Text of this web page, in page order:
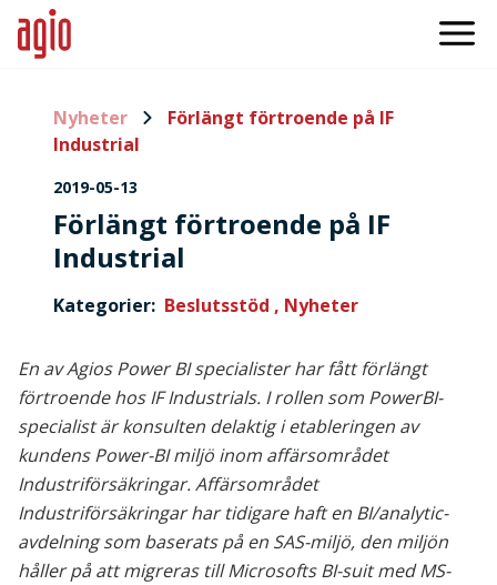
Nyheter
Förlängt förtroende på IF
Industrial
2019-05-13
Förlängt förtroende på IF
Industrial
Kategorier: Beslutsstöd , Nyheter
En av Agios Power BI specialister har fått förlängt
förtroende hos IF Industrials. I rollen som PowerBI-
specialist är konsulten delaktig i etableringen av
kundens Power-BI miljö inom affärsområdet
Industriförsäkringar. Affärsområdet
Industriförsäkringar har tidigare haft en BI/analytic-
avdelning som baserats på en SAS-miljö, den miljön
håller på att migreras till Microsofts BI-suit med MS-